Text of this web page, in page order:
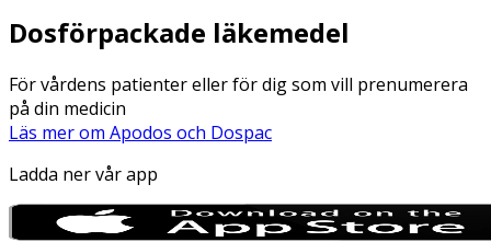
Dosförpackade läkemedel
För vårdens patienter eller för dig som vill prenumerera
på din medicin
Läs mer om Apodos och Dospac
Ladda ner vår app